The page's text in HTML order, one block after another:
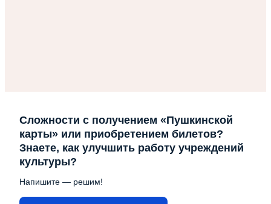
Сложности с получением «Пушкинской
карты» или приобретением билетов?
Знаете, как улучшить работу учреждений
культуры?
Напишите — решим!